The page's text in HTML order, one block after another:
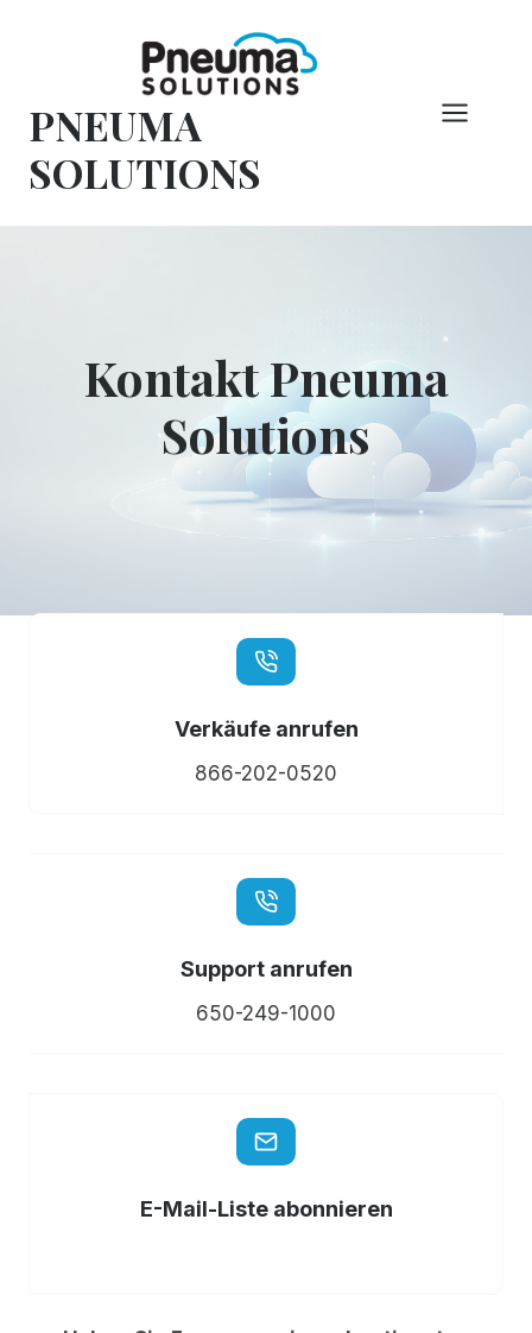
PNEUMA
SOLUTIONS
Kontakt Pneuma
Solutions
Verkäufe anrufen
866-202-0520
Support anrufen
650-249-1000
E-Mail-Liste abonnieren